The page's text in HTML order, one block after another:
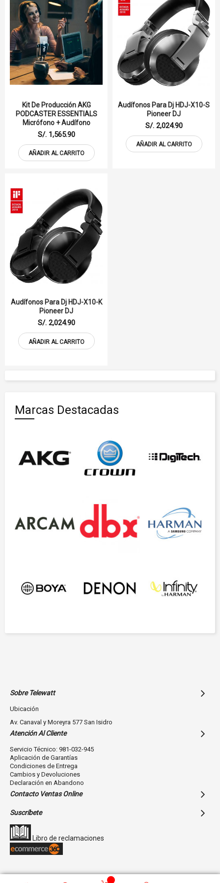
Kit De Producción AKG
PODCASTER ESSENTIALS
Micrófono + Audífono
S/. 1,565.90
AÑADIR AL CARRITO
Audífonos Para Dj HDJ-X10-S
Pioneer DJ
S/. 2,024.90
AÑADIR AL CARRITO
Audífonos Para Dj HDJ-X10-K
Pioneer DJ
S/. 2,024.90
AÑADIR AL CARRITO
Marcas Destacadas
Sobre Telewatt
Ubicación
Av. Canaval y Moreyra 577 San Isidro
Atención Al Cliente
Servicio Técnico: 981-032-945
Aplicación de Garantías
Condiciones de Entrega
Cambios y Devoluciones
Declaración en Abandono
Contacto Ventas Online
Suscríbete
Libro de reclamaciones